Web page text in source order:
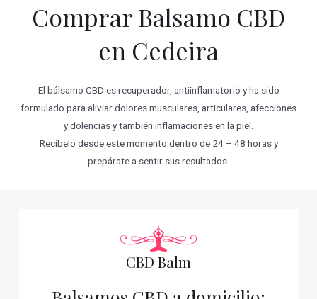
Comprar Balsamo CBD
en Cedeira
El bálsamo CBD es recuperador, antiinflamatorio y ha sido
formulado para aliviar dolores musculares, articulares, afecciones
y dolencias y también inflamaciones en la piel.
Recíbelo desde este momento dentro de 24 – 48 horas y
prepárate a sentir sus resultados.
CBD Balm